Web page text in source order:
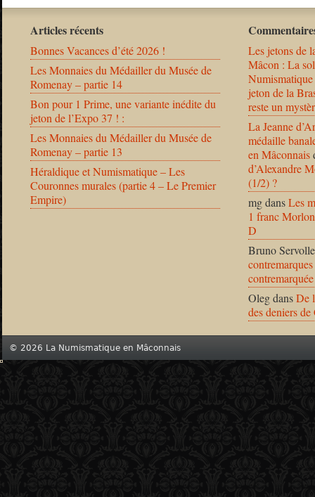
Articles récents
Bonnes Vacances d’été 2026 !
Les Monnaies du Médailler du Musée de
Romenay – partie 14
Bon pour 1 Prime, une variante inédite du
jeton de l’Expo 37 ! :
Les Monnaies du Médailler du Musée de
Romenay – partie 13
Héraldique et Numismatique – Les
Couronnes murales (partie 4 – Le Premier
Empire)
Les jetons de
Mâcon : La
jeton de la
reste un
La Jeanne
médaille
en Mâconnais
d’Alexandre
(1/2) ?
mgdansLes
1 franc
D
Bruno Servolle
OlegdansDe
des deniers
© 2026 La Numismatique en Mâconnais